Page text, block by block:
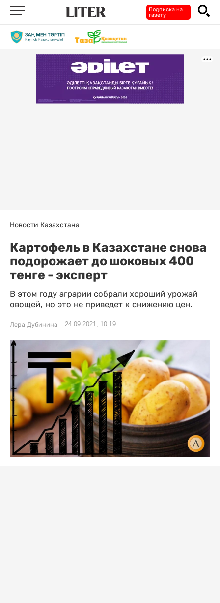
Подписка на
газету
Новости Казахстана
Картофель в Казахстане снова
подорожает до шоковых 400
тенге - эксперт
В этом году аграрии собрали хороший урожай
овощей, но это не приведет к снижению цен.
Лера Дубинина 24.09.2021, 10:19